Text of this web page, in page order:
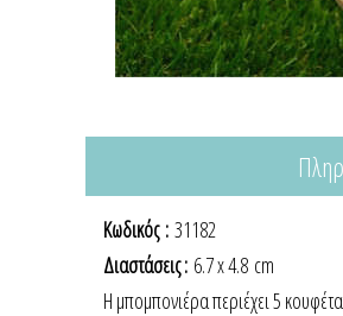
Κωδικός : 31182
Διαστάσεις : 6.7 x 4.8 cm
Η μπομπονιέρα περιέχει 5